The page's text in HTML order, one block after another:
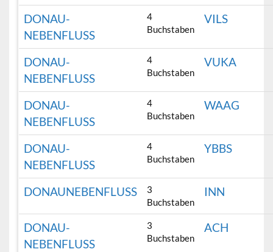
DONAU-
NEBENFLUSS
4
Buchstaben
VILS
DONAU-
NEBENFLUSS
4
Buchstaben
VUKA
DONAU-
NEBENFLUSS
4
Buchstaben
WAAG
DONAU-
NEBENFLUSS
4
Buchstaben
YBBS
DONAUNEBENFLUSS
3
Buchstaben
INN
DONAU-
NEBENFLUSS
3
Buchstaben
ACH